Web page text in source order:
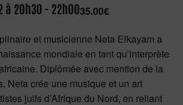
à 20h30 - 22h0035.00€
et musicienne Neta Elkayam a
mondiale en tant qu’interprète
Diplômée avec mention de la
Neta crée une musique et un art
juifs d’Afrique du Nord, en reliant